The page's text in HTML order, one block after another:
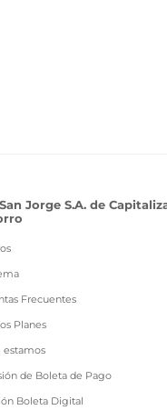
Jorge S.A. de
Frecuentes
Planes
estamos
de Boleta de Pago
Boleta Digital